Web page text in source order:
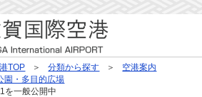
TOP 分類から探す
空港案内
園・多目的広場
を一般公開中